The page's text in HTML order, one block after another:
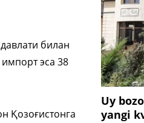
билан
эса 38
Қозоғистонга
Uy
yangi